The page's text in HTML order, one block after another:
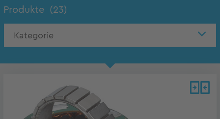
Produkte (23)
Kategorie